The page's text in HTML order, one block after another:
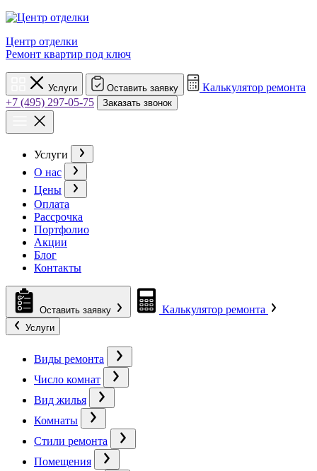
Центр отделки
Ремонт квартир под ключ
Услуги Оставить заявку
Калькулятор ремонта
+7 (495) 297-05-75
Заказать звонок
Услуги
О нас
Цены
Оплата
Рассрочка
Портфолио
Акции
Блог
Контакты
Оставить заявку Калькулятор ремонта
Услуги
Виды ремонта
Число комнат
Вид жилья
Комнаты
Стили ремонта
Помещения